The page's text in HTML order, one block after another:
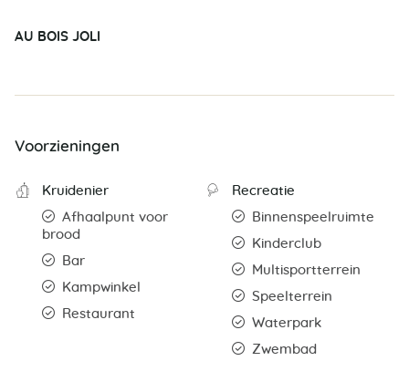
AU BOIS JOLI
Voorzieningen
Kruidenier
Afhaalpunt voor
brood
Bar
Kampwinkel
Restaurant
Recreatie
Binnenspeelruimte
Kinderclub
Multisportterrein
Speelterrein
Waterpark
Zwembad